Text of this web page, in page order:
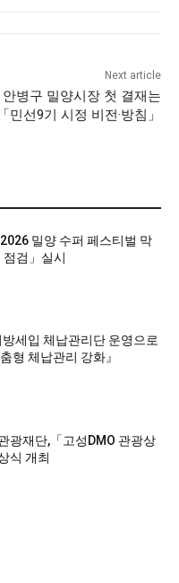
Next article
안병구 밀양시장 첫 결재는
「민선9기 시정 비전·방침」
밀양 수퍼 페스티벌 막
점검」실시
세입 체납관리단 운영으로
형 체납관리 강화』
광재단,「고성DMO 관광상
식 개최